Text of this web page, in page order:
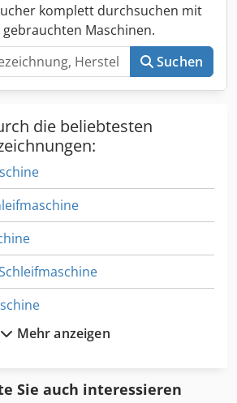
komplett durchsuchen mit
gebrauchten Maschinen.
Suchen
die beliebtesten
Mehr anzeigen
Sie auch interessieren